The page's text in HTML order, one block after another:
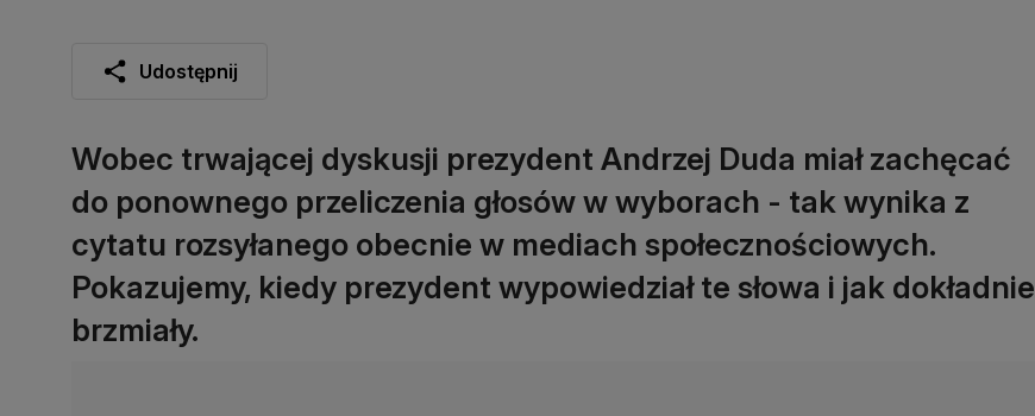
Udostępnij
Wobec trwającej dyskusji prezydent Andrzej Duda miał zachęcać
do ponownego przeliczenia głosów w wyborach - tak wynika z
cytatu rozsyłanego obecnie w mediach społecznościowych.
Pokazujemy, kiedy prezydent wypowiedział te słowa i jak dokładnie
brzmiały.